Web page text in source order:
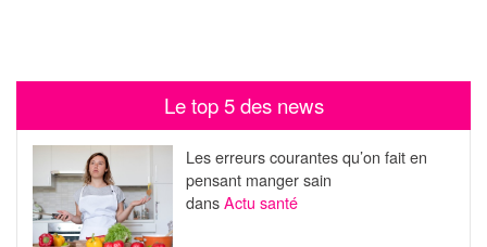
Le top 5 des news
Les erreurs courantes qu’on fait en
pensant manger sain
dansActu santé